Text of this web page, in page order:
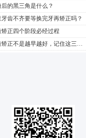
后的黑三角是什么？
牙齿不齐要等换完牙再矫正吗？
矫正四个阶段必经过程
牙齿矫正不是越早越好，记住这三个阶段的要点